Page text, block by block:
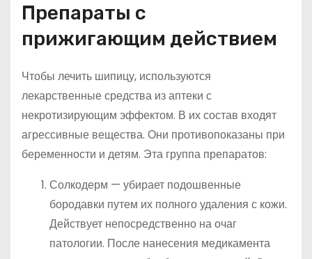
Препараты с
прижигающим действием
Чтобы лечить шипицу, используются
лекарственные средства из аптеки с
некротизирующим эффектом. В их состав входят
агрессивные вещества. Они противопоказаны при
беременности и детям. Эта группа препаратов:
Солкодерм — убирает подошвенные
бородавки путем их полного удаления с кожи.
Действует непосредственно на очаг
патологии. После нанесения медикамента